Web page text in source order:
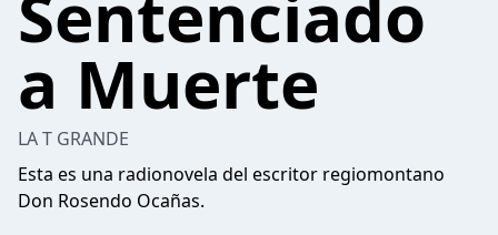
a Muerte
LA T GRANDE
Esta es una radionovela del escritor regiomontano
Don Rosendo Ocañas.